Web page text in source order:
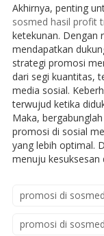
Akhirnya, penting
sosmed hasil profit
ketekunan. Dengan
mendapatkan
strategi promosi
dari segi kuantitas,
media sosial.
terwujud ketika
Maka,
promosi di sosial
yang lebih optimal.
menuju kesuksesan
promosi di
promosi di